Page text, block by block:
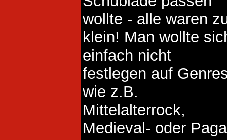
wollte - alle waren
klein! Man wollte
einfach nicht
festlegen auf
wie z.B.
Mittelalterrock,
Medieval- oder